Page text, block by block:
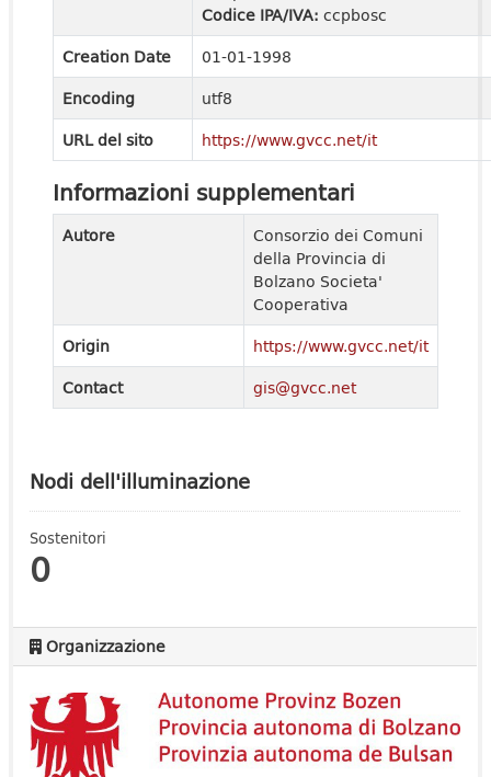
Nodi dell'illuminazione
Sostenitori
0
Organizzazione
Codice IPA/IVA: ccpbosc
Creation Date
01-01-1998
Encoding
utf8
URL del sito
https://www.gvcc.net/it
Informazioni supplementari
Autore
Consorzio dei Comuni
della Provincia di
Bolzano Societa'
Cooperativa
Origin
https://www.gvcc.net/it
Contact
gis@gvcc.net